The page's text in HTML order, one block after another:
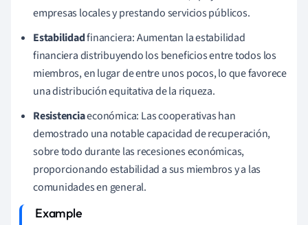
empresas locales y prestando servicios públicos.
Estabilidadfinanciera: Aumentan la estabilidad
financiera distribuyendo los beneficios entre todos los
miembros, en lugar de entre unos pocos, lo que favorece
una distribución equitativa de la riqueza.
Resistenciaeconómica: Las cooperativas han
demostrado una notable capacidad de recuperación,
sobre todo durante las recesiones económicas,
proporcionando estabilidad a sus miembros y a las
comunidades en general.